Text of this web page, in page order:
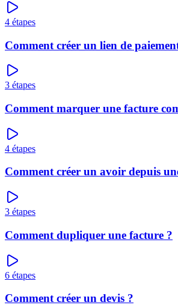
4 étapes
Comment créer un lien de
3 étapes
Comment marquer une facture
4 étapes
Comment créer un avoir depuis
3 étapes
Comment dupliquer une facture ?
6 étapes
Comment créer un devis ?